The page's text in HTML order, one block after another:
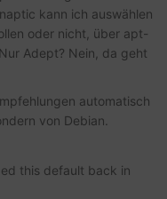
kann ich auswählen
oder nicht, über apt-
Adept? Nein, da geht
automatisch
von Debian.
this default back in